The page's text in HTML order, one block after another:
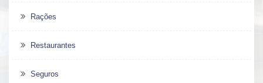
Rações
Restaurantes
Seguros